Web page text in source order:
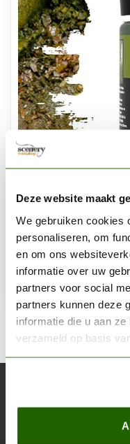
Deze website maakt
We gebruiken cookies
personaliseren, om
en om ons
informatie over uw
partners voor social
partners kunnen deze
informatie die u aan
verzameld op basis
Slimy Grime Dark -
Niet op voorraad
Blijf op de